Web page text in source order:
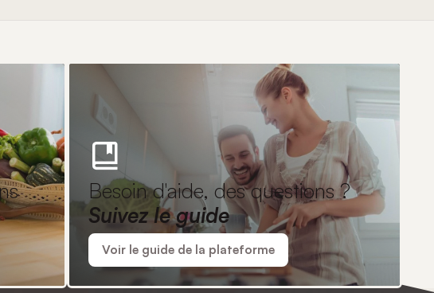
Besoin d'aide, des questions ?
Suivez le guide
Voir le guide de la plateforme